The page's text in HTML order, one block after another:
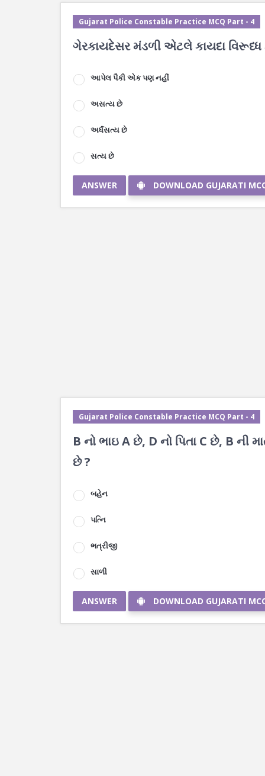
Gujarat Police Constable Practice MCQ Part - 4
ગેરકાયદેસર મંડળી એટલે કાયદા
આપેલ પૈકી એક પણ નહીં
અસત્ય છે
અર્ધસત્ય છે
સત્ય છે
ANSWER DOWNLOAD GUJARATI
Gujarat Police Constable Practice MCQ Part - 4
B નો ભાઇ A છે, D નો પિતા C છે, B
છે ?
બહેન
પત્નિ
ભત્રીજી
સાળી
ANSWER DOWNLOAD GUJARATI